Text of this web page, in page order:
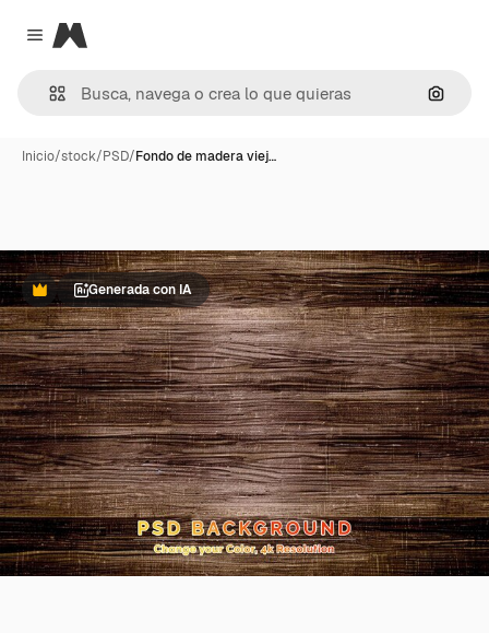
Close menu
Magnific
Inicio/stock/PSD/Fondo de madera viej…
PremiumGenerada con IA